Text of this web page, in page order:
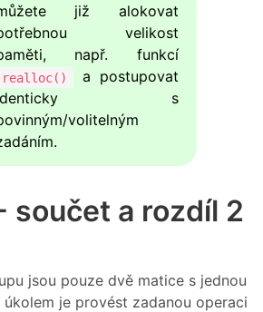
již alokovat
velikost
např. funkcí
realloc()
a postupovat
s
volitelným
součet a rozdíl 2
jsou pouze dvě matice s jednou
je provést zadanou operaci